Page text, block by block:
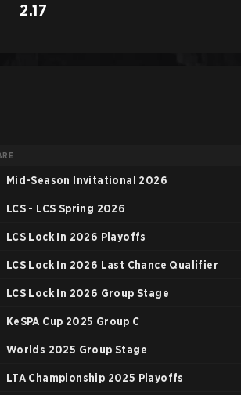
2.17
Mid-Season Invitational 2026
LCS - LCS Spring 2026
LCS Lock In 2026 Playoffs
LCS Lock In 2026 Last Chance Qualifier
LCS Lock In 2026 Group Stage
KeSPA Cup 2025 Group C
Worlds 2025 Group Stage
LTA Championship 2025 Playoffs